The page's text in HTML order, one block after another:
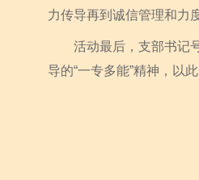
力传导再到诚信管理和力
活动最后，支部书记号
导的“一专多能”精神，以